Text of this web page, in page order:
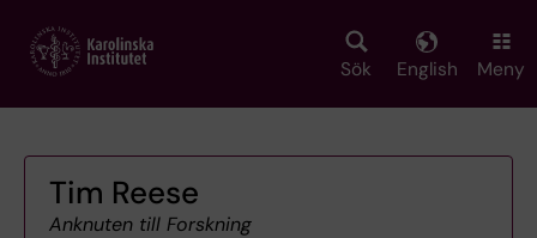
main
Sök English Meny
Tim Reese
Anknuten till Forskning